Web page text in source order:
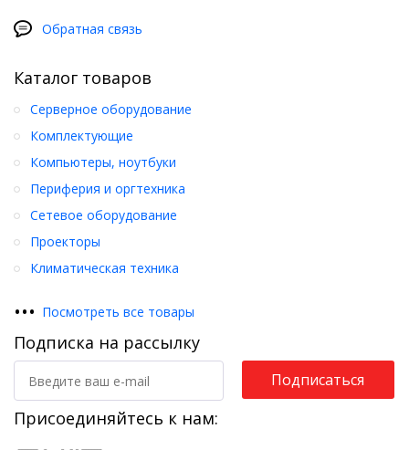
Обратная связь
Каталог товаров
Серверное оборудование
Комплектующие
Компьютеры, ноутбуки
Периферия и оргтехника
Сетевое оборудование
Проекторы
Климатическая техника
••• Посмотреть все товары
Подписка на рассылку
Подписаться
Присоединяйтесь к нам: